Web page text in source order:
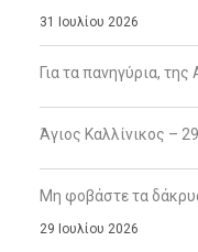
31 Ιουλίου 2026
Για τα πανηγύρια,
Άγιος Καλλίνικος –
Μη φοβάστε τα
29 Ιουλίου 2026